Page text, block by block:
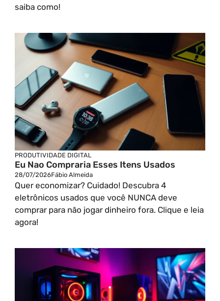
saiba como!
PRODUTIVIDADE DIGITAL
Eu Nao Compraria Esses Itens Usados
28/07/2026Fábio Almeida
Quer economizar? Cuidado! Descubra 4
eletrônicos usados que você NUNCA deve
comprar para não jogar dinheiro fora. Clique e leia
agora!